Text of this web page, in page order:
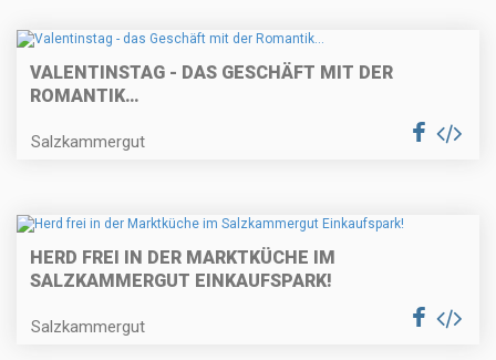
VALENTINSTAG - DAS GESCHÄFT MIT DER
ROMANTIK…
Salzkammergut
HERD FREI IN DER MARKTKÜCHE IM
SALZKAMMERGUT EINKAUFSPARK!
Salzkammergut